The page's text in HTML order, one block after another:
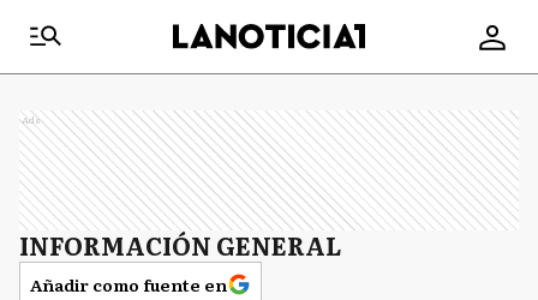
Ads
INFORMACIÓN GENERAL
Añadir como fuente en